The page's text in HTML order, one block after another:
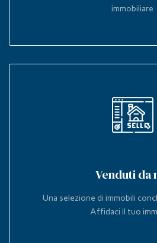
immobiliare.
Venduti da
Una selezione di immobili
Affidaci il tuo